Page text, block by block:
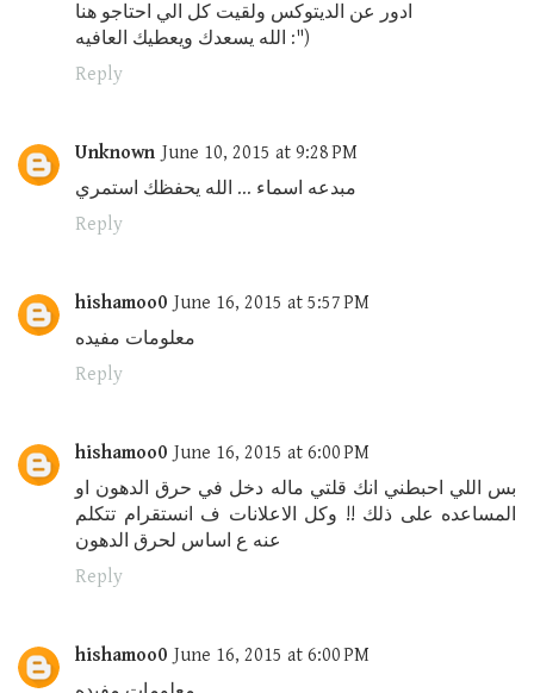
ادور عن الديتوكس ولقيت كل الي احتاجو هنا
الله يسعدك ويعطيك العافيه :")
Reply
Unknown June 10, 2015 at 9:28 PM
مبدعه اسماء ... الله يحفظك استمري
Reply
hishamoo0 June 16, 2015 at 5:57 PM
معلومات مفيده
Reply
hishamoo0 June 16, 2015 at 6:00 PM
بس اللي احبطني انك قلتي ماله دخل في حرق الدهون او
المساعده على ذلك !! وكل الاعلانات ف انستقرام تتكلم
عنه ع اساس لحرق الدهون
Reply
hishamoo0 June 16, 2015 at 6:00 PM